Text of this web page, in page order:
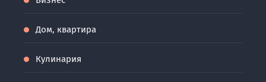
Дом, квартира
Кулинария